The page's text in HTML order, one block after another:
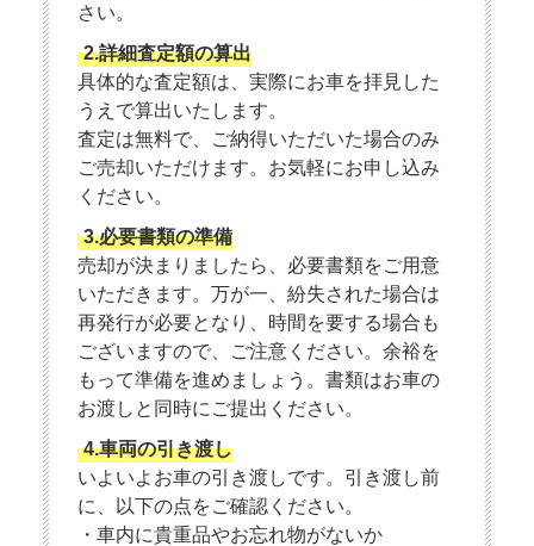
さい。
2.詳細査定額の算出
具体的な査定額は、実際にお車を拝見した
うえで算出いたします。
査定は無料で、ご納得いただいた場合のみ
ご売却いただけます。お気軽にお申し込み
ください。
3.必要書類の準備
売却が決まりましたら、必要書類をご用意
いただきます。万が一、紛失された場合は
再発行が必要となり、時間を要する場合も
ございますので、ご注意ください。余裕を
もって準備を進めましょう。書類はお車の
お渡しと同時にご提出ください。
4.車両の引き渡し
いよいよお車の引き渡しです。引き渡し前
に、以下の点をご確認ください。
・車内に貴重品やお忘れ物がないか